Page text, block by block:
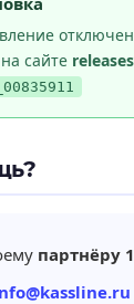
сайте
партнёру